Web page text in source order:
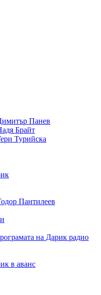
Панев
Брайт
Турийска
Пантилеев
на Дарик радио
в аванс